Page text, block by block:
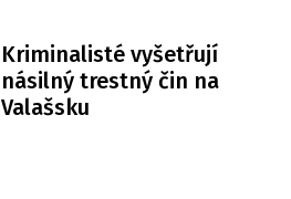
Kriminalisté vyšetřují
násilný trestný čin na
Valašsku